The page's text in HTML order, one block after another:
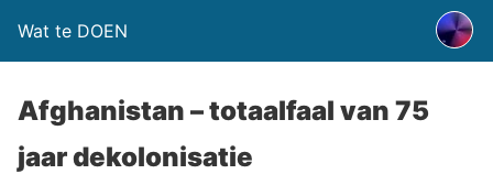
Wat te DOEN
Afghanistan – totaalfaal van 75
jaar dekolonisatie